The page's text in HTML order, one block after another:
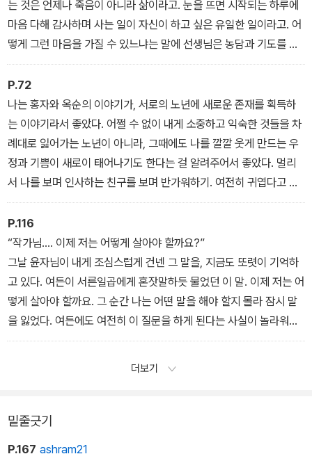
는 것은 언제나 죽음이 아니라 삶이라고. 눈을 뜨면 시작되는 하루에
마음 다해 감사하며 사는 일이 자신이 하고 싶은 유일한 일이라고. 어
떻게 그런 마음을 가질 수 있느냐는 말에 선생님은 농담과 기도를 함
께 알려주었다. 진실처럼 들리던 농담은 이것.
“늙으면 돼. 늙으면 삶이 아까워지거든.”
- <하나의 우정이 알려준 것> 중에서
P.72
나는 홍자와 옥순의 이야기가, 서로의 노년에 새로운 존재를 획득하
는 이야기라서 좋았다. 어쩔 수 없이 내게 소중하고 익숙한 것들을 차
례대로 잃어가는 노년이 아니라, 그때에도 나를 깔깔 웃게 만드는 우
정과 기쁨이 새로이 태어나기도 한다는 걸 알려주어서 좋았다. 멀리
서 나를 보며 인사하는 친구를 보며 반가워하기. 여전히 귀엽다고 생
각하며 하얗게 세기 시작한 머리를 쓰다듬기. 틈틈이 눈을 맞추며 둘
만 아는 어떤 작당을 함께 모의하기. 겨우 밥솥이 똑같다는 이유로 한
바탕 소리 내서 웃기. 아무도 보지 않는 친구의 신발 뒤축을 눈여겨보
기. 나는 지금껏 여러 번 그려본 적 있는 노년의 시간이 희붐하게 밝아
오는 것을 느꼈다. 그 환함을 언제나 내 곁에 두고 싶었다.
- <히야와 자네> 중에서
P.116
“작가님…. 이제 저는 어떻게 살아야 할까요?”
그날 윤자님이 내게 조심스럽게 건넨 그 말을, 지금도 또렷이 기억하
고 있다. 여든이 서른일곱에게 혼잣말하듯 물었던 이 말. 이제 저는 어
떻게 살아야 할까요. 그 순간 나는 어떤 말을 해야 할지 몰라 잠시 말
을 잃었다. 여든에도 여전히 이 질문을 하게 된다는 사실이 놀라워서.
짐작만으로는 알 수 없는 여든의 마음이 막막하게 느껴져서. 내게 정
가장 듣고 싶을까.
더보기
밑줄긋기
P.167 ashram21